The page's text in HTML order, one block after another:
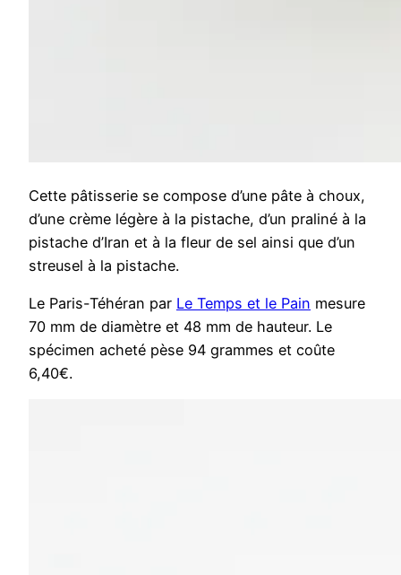
Cette pâtisserie se compose d’une pâte à choux,
d’une crème légère à la pistache, d’un praliné à la
pistache d’Iran et à la fleur de sel ainsi que d’un
streusel à la pistache.
Le Paris-Téhéran par Le Temps et le Pain mesure
70 mm de diamètre et 48 mm de hauteur. Le
spécimen acheté pèse 94 grammes et coûte
6,40€.